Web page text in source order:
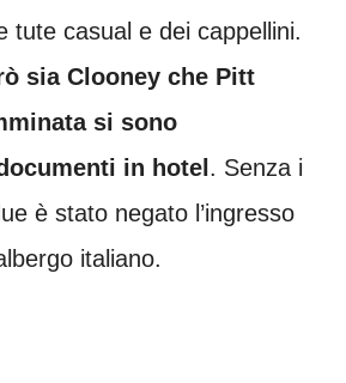
tute casual e dei cappellini.
sia Clooney che Pitt
si sono
in hotel . Senza i
è stato negato l’ingresso
italiano.